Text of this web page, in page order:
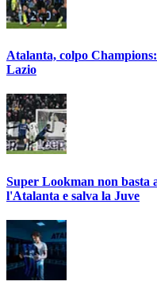
Atalanta, colpo
Lazio
Super Lookman non basta
l'Atalanta e salva la Juve